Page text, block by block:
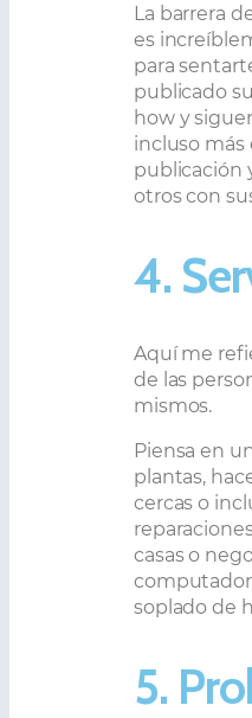
La barrera
es
para
publicado
how y
incluso más
publicación
otros con
4.
Aquí me
de las
mismos.
Piensa en
plantas,
cercas o
casas o
soplado de
5.